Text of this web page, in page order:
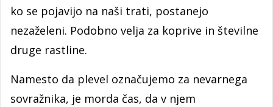
ko se pojavijo na naši trati, postanejo
nezaželeni. Podobno velja za koprive in številne
druge rastline.
Namesto da plevel označujemo za nevarnega
sovražnika, je morda čas, da v njem